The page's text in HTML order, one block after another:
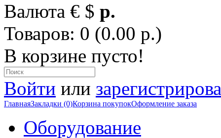
Валюта € $ р.
Товаров: 0 (0.00 р.)
В корзине пусто!
Войти или
ГлавнаяЗакладки (0)Корзина покупокОформление заказа
Оборудование